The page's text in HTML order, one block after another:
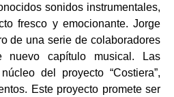
sonidos instrumentales,
fresco y emocionante. Jorge
de una serie de colaboradores
capítulo musical. Las
del proyecto “Costiera”,
Este proyecto promete ser